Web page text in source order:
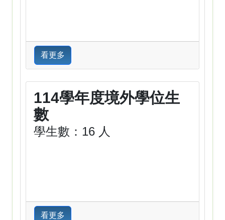
看更多
114學年度境外學位生
數
學生數：16 人
看更多